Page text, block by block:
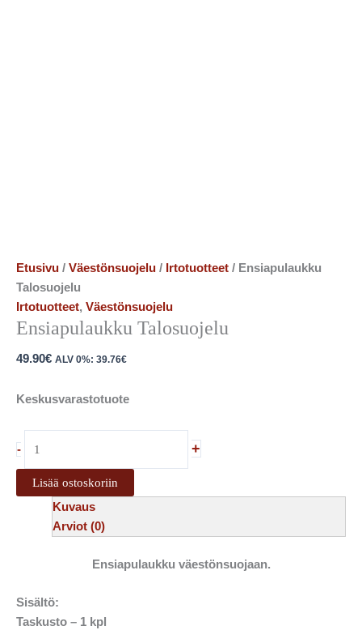
Etusivu / Väestönsuojelu / Irtotuotteet / Ensiapulaukku
Talosuojelu
Irtotuotteet, Väestönsuojelu
Ensiapulaukku Talosuojelu
49.90€ ALV 0%: 39.76€
Keskusvarastotuote
- +
Lisää ostoskoriin
Kuvaus
Arviot (0)
Ensiapulaukku väestönsuojaan.
Sisältö:
Taskusto – 1 kpl